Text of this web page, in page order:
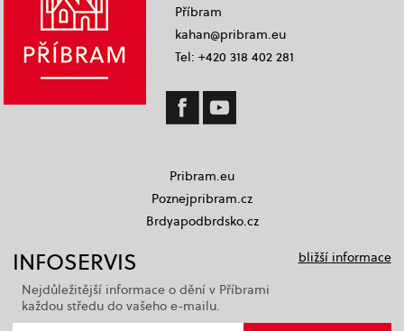
Příbram
kahan@pribram.eu
Tel: +420 318 402 281
Pribram.eu
Poznejpribram.cz
Brdyapodbrdsko.cz
INFOSERVIS
bližší informace
Nejdůležitější informace o dění v Příbrami
každou středu do vašeho e-mailu.